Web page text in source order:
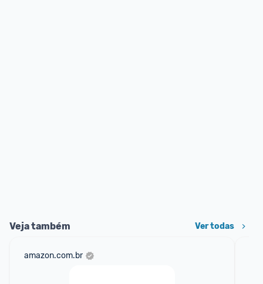
Veja também Ver todas
amazon.com.br